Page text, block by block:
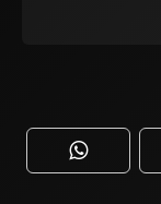
WhatsApp